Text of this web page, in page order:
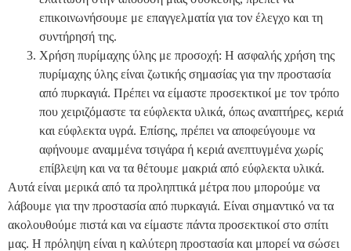
επικοινωνήσουμε με επαγγελματία για τον έλεγχο και τη
συντήρησή της.
Χρήση πυρίμαχης ύλης με προσοχή: Η ασφαλής χρήση της
πυρίμαχης ύλης είναι ζωτικής σημασίας για την προστασία
από πυρκαγιά. Πρέπει να είμαστε προσεκτικοί με τον τρόπο
που χειριζόμαστε τα εύφλεκτα υλικά, όπως αναπτήρες, κεριά
και εύφλεκτα υγρά. Επίσης, πρέπει να αποφεύγουμε να
αφήνουμε αναμμένα τσιγάρα ή κεριά ανεπτυγμένα χωρίς
επίβλεψη και να τα θέτουμε μακριά από εύφλεκτα υλικά.
Αυτά είναι μερικά από τα προληπτικά μέτρα που μπορούμε να
λάβουμε για την προστασία από πυρκαγιά. Είναι σημαντικό να τα
ακολουθούμε πιστά και να είμαστε πάντα προσεκτικοί στο σπίτι
μας. Η πρόληψη είναι η καλύτερη προστασία και μπορεί να σώσει